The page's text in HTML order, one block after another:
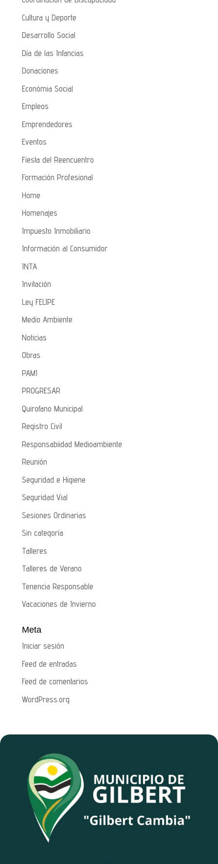
Cultura y Deporte
Desarrollo Social
Día de las Infancias
Donaciones
Económia Social
Empleos
Emprendedores
Eventos
Fiesta del Reencuentro
Formación Profesional
Home
Homenajes
Impuesto Inmobiliario
Información al Consumidor
INTA
Invitación
Ley FELIPE
Medio Ambiente
Noticias
Obras
PAMI
PROGRESAR
Quirofano Municipal
Registro Civil
Responsabiidad Medioambiente
Reunión
Seguridad e Higiene
Seguridad Vial
Sesiones Ordinarias
Sin categoría
Talleres
Talleres de Verano
Tenencia Responsable
Vacaciones de Invierno
Meta
Iniciar sesión
Feed de entradas
Feed de comentarios
WordPress.org